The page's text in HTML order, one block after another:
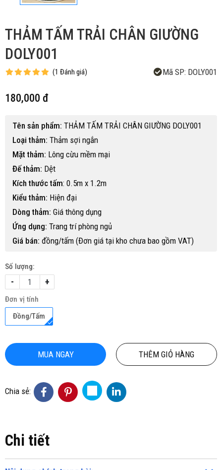
THẢM TẤM TRẢI CHÂN GIƯỜNG
DOLY001
(1 Đánh giá) Mã SP: DOLY001
180,000 đ
Tên sản phẩm: THẢM TẤM TRẢI CHÂN GIƯỜNG DOLY001
Loại thảm: Thảm sợi ngắn
Mặt thảm: Lông cừu mềm mại
Đế thảm: Dệt
Kích thước tấm: 0.5m x 1.2m
Kiểu thảm: Hiện đại
Dòng thảm: Giá thông dụng
Ứng dụng: Trang trí phòng ngủ
Giá bán: đồng/tấm (Đơn giá tại kho chưa bao gồm VAT)
Số lượng:
- +
Đơn vị tính
Đồng/Tấm
MUA NGAY THÊM GIỎ HÀNG
Chia sẻ:
Chi tiết